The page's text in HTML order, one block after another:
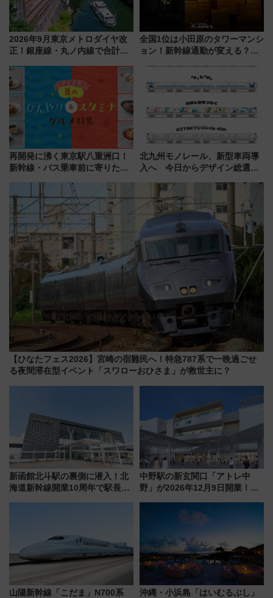
2026年9月東京メトロダイヤ改
正！銀座線・丸ノ内線で合計
待
全国1位は小田原のタワーマンシ
ョン！新幹線通勤が変える？
【新築マンション人気ランキン
グ】
再開発に沸く東京駅八重洲口！
新幹線・バス乗車前に寄りたい
やり＆スタミナグルメ」6選【新
店舗も！】
北九州モノレール、新型車両導
入へ 今日からデザイン総選挙
【ひなたフェス2026】宮崎の宿難民へ！特急787系で一晩過ごせ
る夜間滞在型イベント「スワローおひさま」が救世主に？
新函館北斗駅の裏側に潜入！北
海道新幹線開業10周年で駅長
中野駅の新玄関口「アトレ中
野」が2026年12月9日開業！新
注目スポット
山陽新幹線「こだま」N700系
沖縄・小浜島「はいむるぶし」